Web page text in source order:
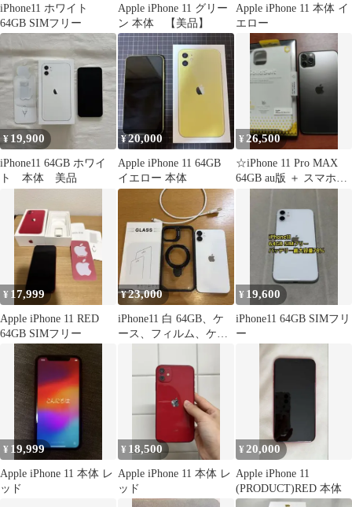
iPhone11 ホワイト
64GB SIMフリー
Apple iPhone 11 グリー
ン 本体 【美品】
Apple iPhone 11 本体 イ
エロー
¥ 19,900
iPhone11 64GB ホワイ
ト 本体 美品
¥20,000
Apple iPhone 11 64GB
イエロー 本体
¥26,500
☆iPhone 11 Pro MAX
64GB au版 ＋ スマホケ
¥ 17,999
Apple iPhone 11 RED
64GB SIMフリー
¥23,000
iPhone11 白 64GB、ケ
ース、フィルム、ケー
¥ 19,600
iPhone11 64GB SIMフリ
ー
¥ 19,999
Apple iPhone 11 本体 レ
ッド
¥ 18,500
Apple iPhone 11 本体 レ
ッド
¥ 20,000
Apple iPhone 11
(PRODUCT)RED 本体